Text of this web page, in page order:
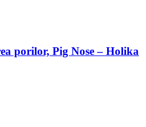
porilor, Pig Nose – Holika